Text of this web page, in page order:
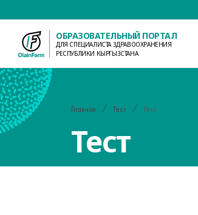
ОБРАЗОВАТЕЛЬНЫЙ ПОРТАЛ
ДЛЯ СПЕЦИАЛИСТА ЗДРАВООХРАНЕНИЯ
РЕСПУБЛИКИ КЫРГЫЗСТАНА
Главная Тест Тест
Тест